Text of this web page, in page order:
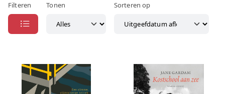
Filteren Tonen Sorteren op